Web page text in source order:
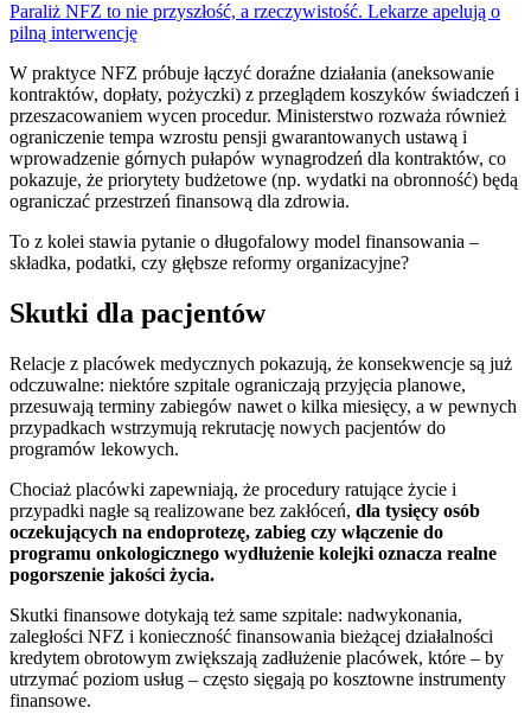
Paraliż NFZ to nie przyszłość, a rzeczywistość. Lekarze apelują o
pilną interwencję
W praktyce NFZ próbuje łączyć doraźne działania (aneksowanie
kontraktów, dopłaty, pożyczki) z przeglądem koszyków świadczeń i
przeszacowaniem wycen procedur. Ministerstwo rozważa również
ograniczenie tempa wzrostu pensji gwarantowanych ustawą i
wprowadzenie górnych pułapów wynagrodzeń dla kontraktów, co
pokazuje, że priorytety budżetowe (np. wydatki na obronność) będą
ograniczać przestrzeń finansową dla zdrowia.
To z kolei stawia pytanie o długofalowy model finansowania –
składka, podatki, czy głębsze reformy organizacyjne?
Skutki dla pacjentów
Relacje z placówek medycznych pokazują, że konsekwencje są już
odczuwalne: niektóre szpitale ograniczają przyjęcia planowe,
przesuwają terminy zabiegów nawet o kilka miesięcy, a w pewnych
przypadkach wstrzymują rekrutację nowych pacjentów do
programów lekowych.
Chociaż placówki zapewniają, że procedury ratujące życie i
przypadki nagłe są realizowane bez zakłóceń, dla tysięcy osób
oczekujących na endoprotezę, zabieg czy włączenie do
programu onkologicznego wydłużenie kolejki oznacza realne
pogorszenie jakości życia.
Skutki finansowe dotykają też same szpitale: nadwykonania,
zaległości NFZ i konieczność finansowania bieżącej działalności
kredytem obrotowym zwiększają zadłużenie placówek, które – by
utrzymać poziom usług – często sięgają po kosztowne instrumenty
finansowe.